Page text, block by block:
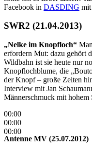
Facebook in DASDING
SWR2 (21.04.2013)
„Nelke im Knopfloch“
erfordern Mut: dazu gehört
Wildbahn ist sie heute nur
Knopflochblume, die
der Knopf – große Zeiten
Interview mit Jan
Männerschmuck mit
00:00
00:00
00:00
Antenne MV (25.07.2012)